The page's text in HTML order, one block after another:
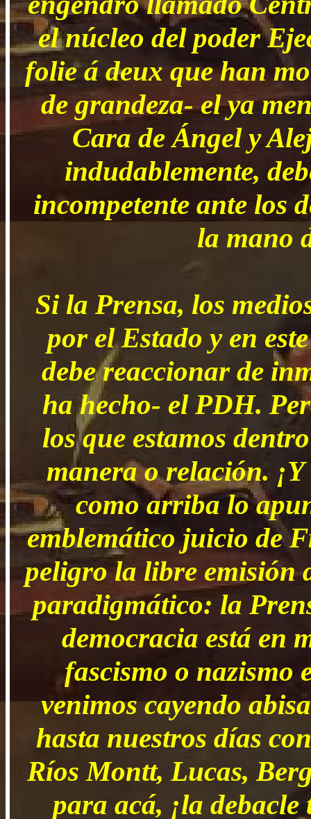
el núcleo del poder
folie á deux que han
de grandeza- el ya
Cara de Ángel y
indudablemente,
incompetente ante los
la mano
Si la Prensa, los
por el Estado y en
debe reaccionar de
ha hecho- el PDH.
los que estamos
manera o relación.
como arriba lo
emblemático juicio de
peligro la libre emisión
paradigmático: la
democracia está en
fascismo o nazismo
venimos cayendo
hasta nuestros días
Ríos Montt, Lucas,
para acá, ¡la